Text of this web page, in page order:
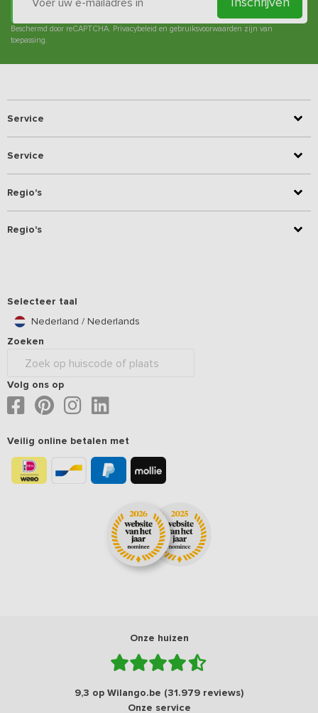
Beschermd door reCAPTCHA. Privacybeleid en gebruiksvoorwaarden zijn van
toepassing.
Service
Service
Regio's
Regio's
Selecteer taal
Nederland / Nederlands
Zoeken
Volg ons op
Veilig online betalen met
Onze huizen
9,3 op Wilango.be (31.979 reviews)
Onze service